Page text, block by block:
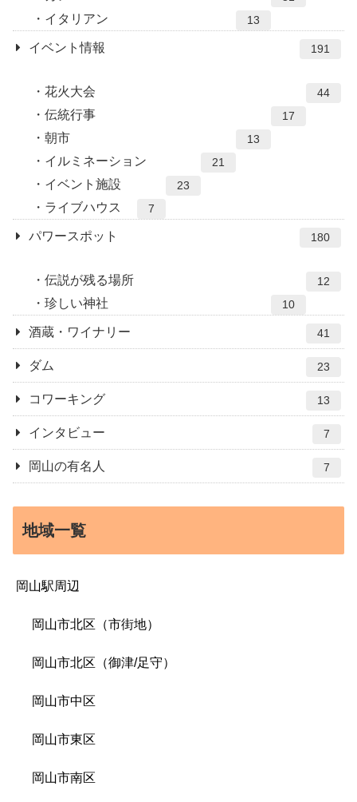
イタリアン 13
イベント情報 191
花火大会 44
伝統行事 17
朝市 13
イルミネーション 21
イベント施設 23
ライブハウス 7
パワースポット 180
伝説が残る場所 12
珍しい神社 10
酒蔵・ワイナリー 41
ダム 23
コワーキング 13
インタビュー 7
岡山の有名人 7
地域一覧
岡山駅周辺
岡山市北区（市街地）
岡山市北区（御津/足守）
岡山市中区
岡山市東区
岡山市南区